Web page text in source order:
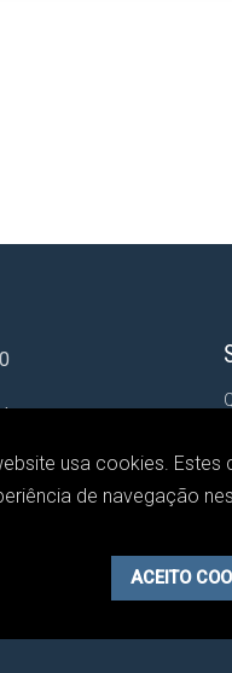
usa cookies.
de navegação
ACEITO